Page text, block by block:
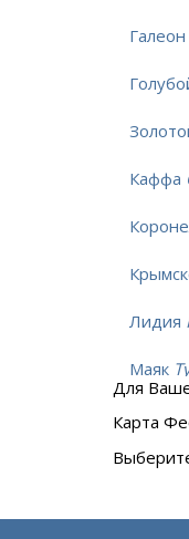
Галеон
Каффа
Лидия
Маяк
Милета
Для
Карта